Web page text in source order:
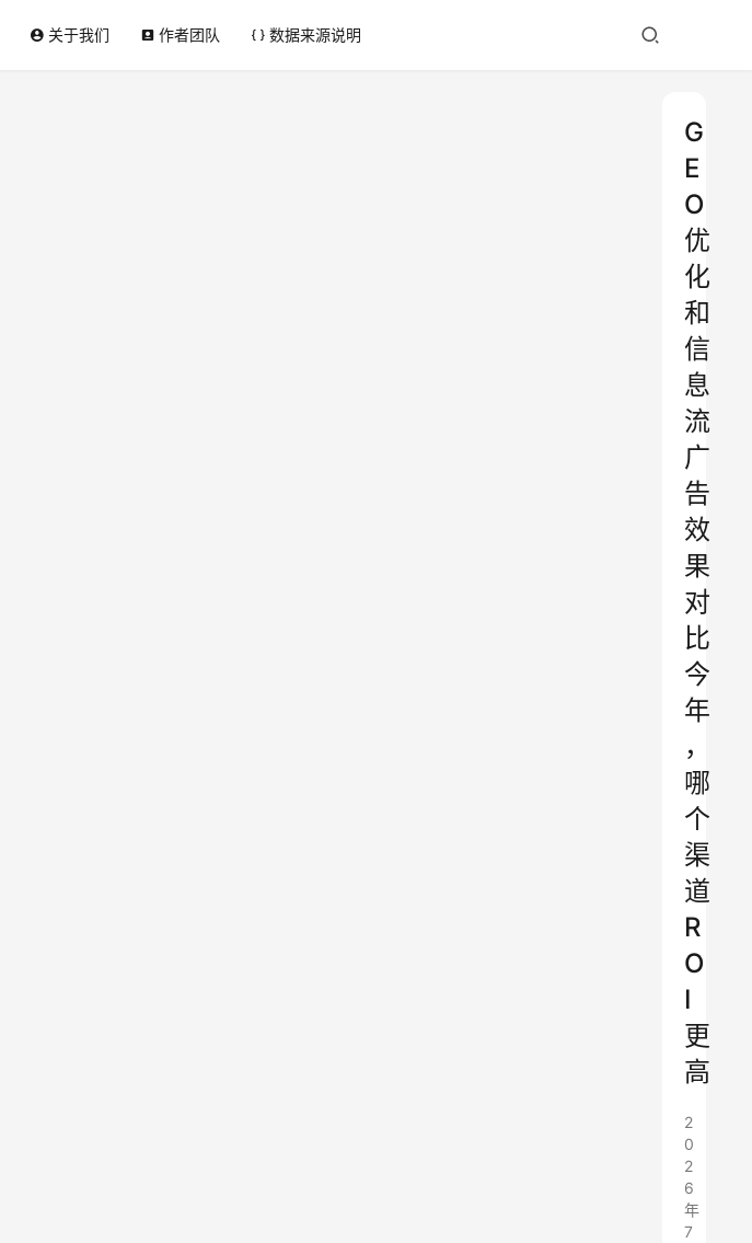
关于我们 作者团队 数据来源说明
G
E
O
优
化
和
信
息
流
广
告
效
果
对
比
今
年
，
哪
个
渠
道
R
O
I
更
高
2
0
2
6
年
7